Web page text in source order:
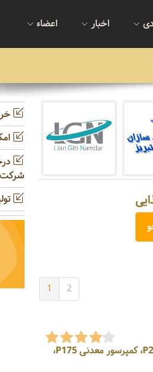
اخبار اعضاء
1 2
سازنده کمپرسور صنعتی اسکرو، کمپسور پیستونی بوستر، کمپرسور معدنی P250، کمپرسور معدنی P175،
شرکت